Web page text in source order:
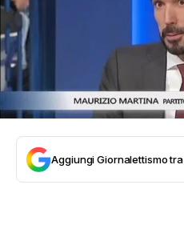
Aggiungi Giornalettismo